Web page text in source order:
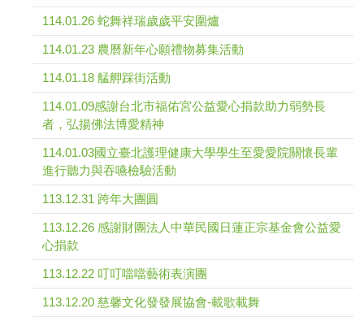
114.01.26 蛇舞祥瑞歲歲平安圍爐
114.01.23 農曆新年心願禮物募集活動
114.01.18 艋舺踩街活動
114.01.09感謝台北市福佑宮公益愛心捐款助力弱勢長
者，弘揚佛法博愛精神
114.01.03國立臺北護理健康大學學生至愛愛院關懷長輩
進行聽力與吞嚥檢驗活動
113.12.31 跨年大團圓
113.12.26 感謝財團法人中華民國日蓮正宗基金會公益愛
心捐款
113.12.22 叮叮噹噹藝術表演團
113.12.20 慈馨文化發發展協會-載歌載舞